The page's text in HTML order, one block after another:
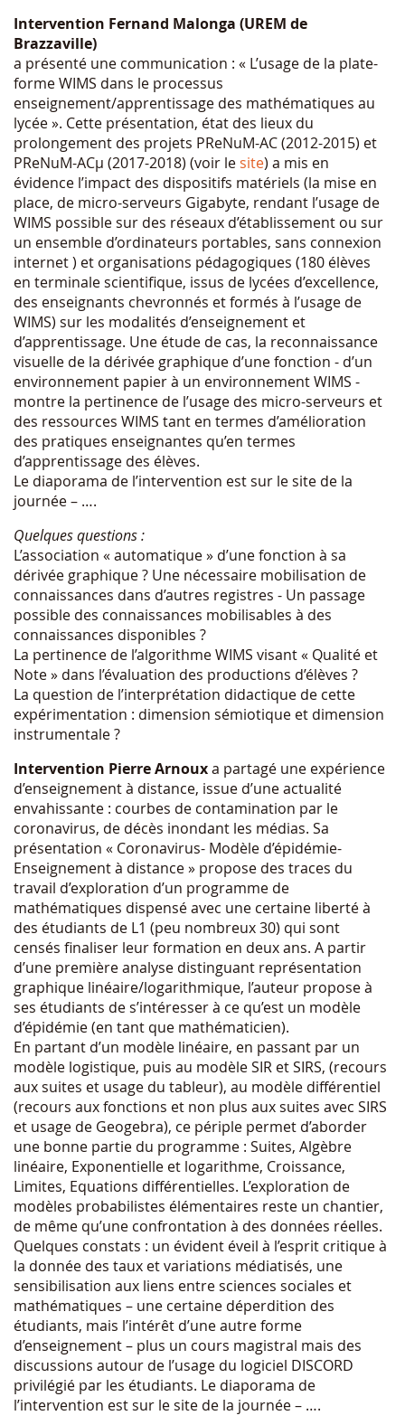
Intervention Fernand Malonga (UREM de
Brazzaville)
a présenté une communication : « L’usage de la plate-
forme WIMS dans le processus
enseignement/apprentissage des mathématiques au
lycée ». Cette présentation, état des lieux du
prolongement des projets PReNuM-AC (2012-2015) et
PReNuM-ACµ (2017-2018) (voir lesite) a mis en
évidence l’impact des dispositifs matériels (la mise en
place, de micro-serveurs Gigabyte, rendant l’usage de
WIMS possible sur des réseaux d’établissement ou sur
un ensemble d’ordinateurs portables, sans connexion
internet ) et organisations pédagogiques (180 élèves
en terminale scientifique, issus de lycées d’excellence,
des enseignants chevronnés et formés à l’usage de
WIMS) sur les modalités d’enseignement et
d’apprentissage. Une étude de cas, la reconnaissance
visuelle de la dérivée graphique d’une fonction - d’un
environnement papier à un environnement WIMS -
montre la pertinence de l’usage des micro-serveurs et
des ressources WIMS tant en termes d’amélioration
des pratiques enseignantes qu’en termes
d’apprentissage des élèves.
Le diaporama de l’intervention est sur le site de la
journée – ….
Quelques questions :
L’association « automatique » d’une fonction à sa
dérivée graphique ? Une nécessaire mobilisation de
connaissances dans d’autres registres - Un passage
possible des connaissances mobilisables à des
connaissances disponibles ?
La pertinence de l’algorithme WIMS visant « Qualité et
Note » dans l’évaluation des productions d’élèves ?
La question de l’interprétation didactique de cette
expérimentation : dimension sémiotique et dimension
instrumentale ?
Intervention Pierre Arnouxa partagé une expérience
d’enseignement à distance, issue d’une actualité
envahissante : courbes de contamination par le
coronavirus, de décès inondant les médias. Sa
présentation « Coronavirus- Modèle d’épidémie-
Enseignement à distance » propose des traces du
travail d’exploration d’un programme de
mathématiques dispensé avec une certaine liberté à
des étudiants de L1 (peu nombreux 30) qui sont
censés finaliser leur formation en deux ans. A partir
d’une première analyse distinguant représentation
graphique linéaire/logarithmique, l’auteur propose à
ses étudiants de s’intéresser à ce qu’est un modèle
d’épidémie (en tant que mathématicien).
En partant d’un modèle linéaire, en passant par un
modèle logistique, puis au modèle SIR et SIRS, (recours
aux suites et usage du tableur), au modèle différentiel
(recours aux fonctions et non plus aux suites avec SIRS
et usage de Geogebra), ce périple permet d’aborder
une bonne partie du programme : Suites, Algèbre
linéaire, Exponentielle et logarithme, Croissance,
Limites, Equations différentielles. L’exploration de
modèles probabilistes élémentaires reste un chantier,
de même qu’une confrontation à des données réelles.
Quelques constats : un évident éveil à l’esprit critique à
la donnée des taux et variations médiatisés, une
sensibilisation aux liens entre sciences sociales et
mathématiques – une certaine déperdition des
étudiants, mais l’intérêt d’une autre forme
d’enseignement – plus un cours magistral mais des
discussions autour de l’usage du logiciel DISCORD
privilégié par les étudiants. Le diaporama de
l’intervention est sur le site de la journée – ….